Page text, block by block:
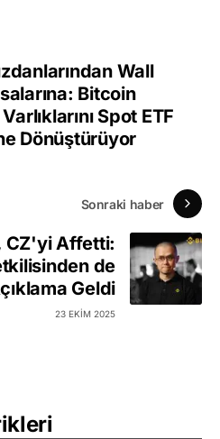
Wall
Bitcoin
Spot ETF
Dönüştürüyor
Sonraki haber
CZ'yi Affetti:
de
Geldi
23 EKIM 2025